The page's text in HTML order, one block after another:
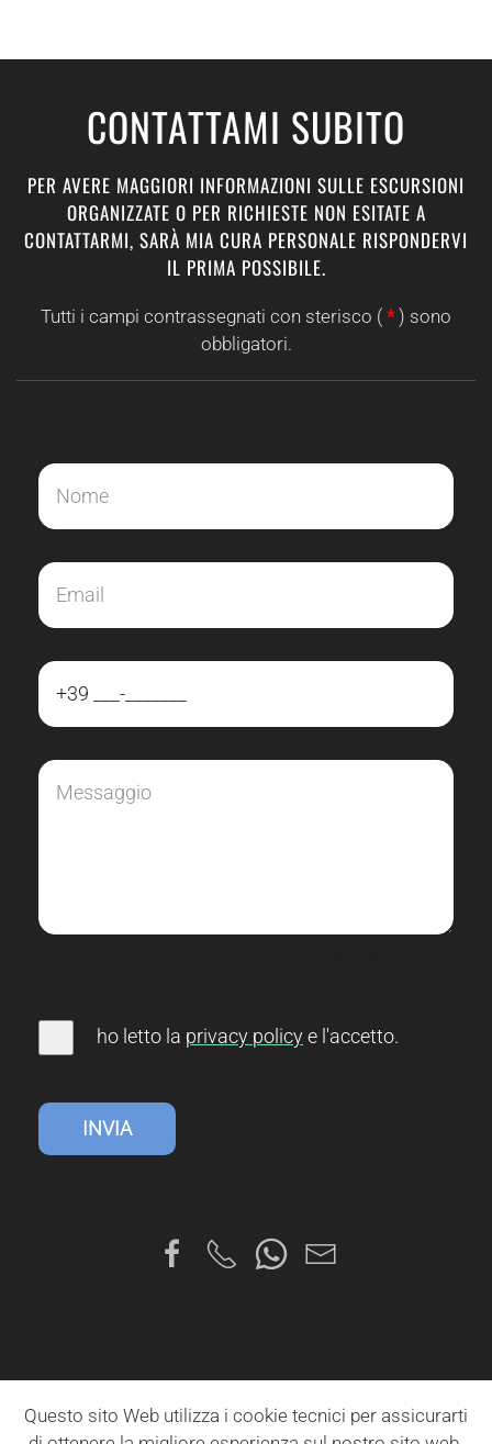
CONTATTAMI SUBITO
PER AVERE MAGGIORI INFORMAZIONI SULLE ESCURSIONI
ORGANIZZATE O PER RICHIESTE NON ESITATE A
CONTATTARMI, SARÀ MIA CURA PERSONALE RISPONDERVI
IL PRIMA POSSIBILE.
Tutti i campi contrassegnati con sterisco ( *) sono
obbligatori.
ho letto la privacy policye l'accetto.
INVIA
Questo sito Web utilizza i cookie tecnici per assicurarti